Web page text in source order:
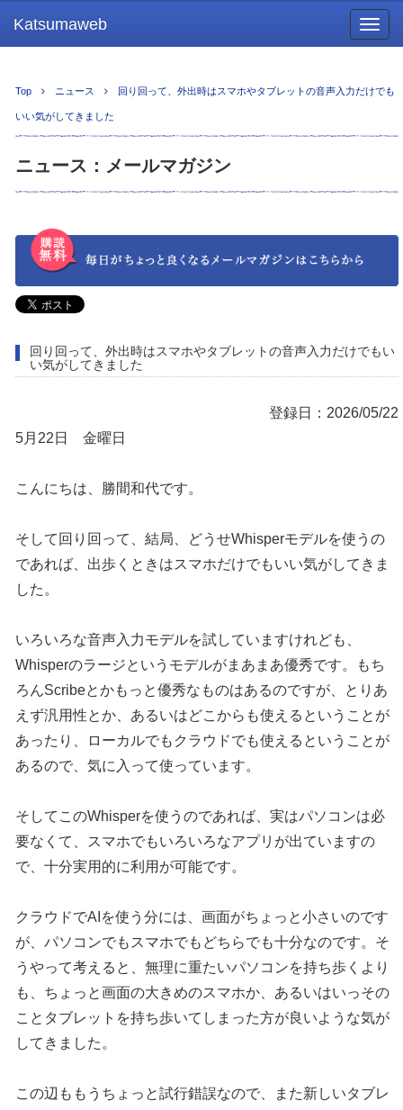
Katsumaweb
Top ニュース 回り回って、外出時はスマホやタブレットの音声入力だけでも
いい気がしてきました
ニュース：メールマガジン
回り回って、外出時はスマホやタブレットの音声入力だけでもい
い気がしてきました
登録日：2026/05/22
5月22日 金曜日
こんにちは、勝間和代です。
そして回り回って、結局、どうせWhisperモデルを使うの
であれば、出歩くときはスマホだけでもいい気がしてきま
した。
いろいろな音声入力モデルを試していますけれども、
Whisperのラージというモデルがまあまあ優秀です。もち
ろんScribeとかもっと優秀なものはあるのですが、とりあ
えず汎用性とか、あるいはどこからも使えるということが
あったり、ローカルでもクラウドでも使えるということが
あるので、気に入って使っています。
そしてこのWhisperを使うのであれば、実はパソコンは必
要なくて、スマホでもいろいろなアプリが出ていますの
で、十分実用的に利用が可能です。
クラウドでAIを使う分には、画面がちょっと小さいのです
が、パソコンでもスマホでもどちらでも十分なのです。そ
うやって考えると、無理に重たいパソコンを持ち歩くより
も、ちょっと画面の大きめのスマホか、あるいはいっその
ことタブレットを持ち歩いてしまった方が良いような気が
してきました。
この辺ももうちょっと試行錯誤なので、また新しいタブレ